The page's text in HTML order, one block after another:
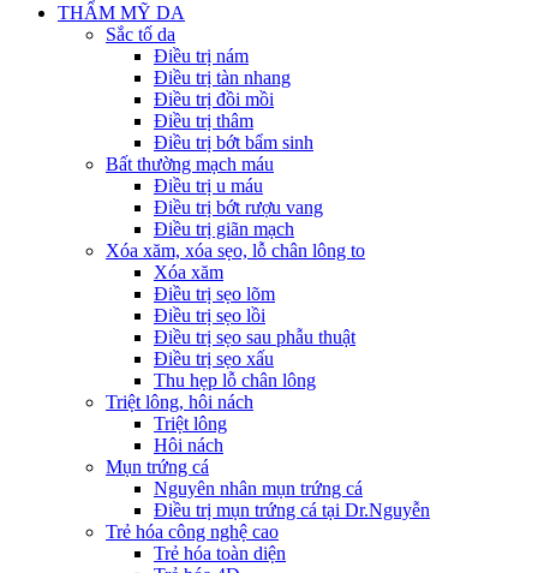
THẨM MỸ DA
Sắc tố da
Điều trị nám
Điều trị tàn nhang
Điều trị đồi mồi
Điều trị thâm
Điều trị bớt bẩm sinh
Bất thường mạch máu
Điều trị u máu
Điều trị bớt rượu vang
Điều trị giãn mạch
Xóa xăm, xóa sẹo, lỗ chân lông to
Xóa xăm
Điều trị sẹo lõm
Điều trị sẹo lồi
Điều trị sẹo sau phẫu thuật
Điều trị sẹo xấu
Thu hẹp lỗ chân lông
Triệt lông, hôi nách
Triệt lông
Hôi nách
Mụn trứng cá
Nguyên nhân mụn trứng cá
Điều trị mụn trứng cá tại Dr.Nguyễn
Trẻ hóa công nghệ cao
Trẻ hóa toàn diện